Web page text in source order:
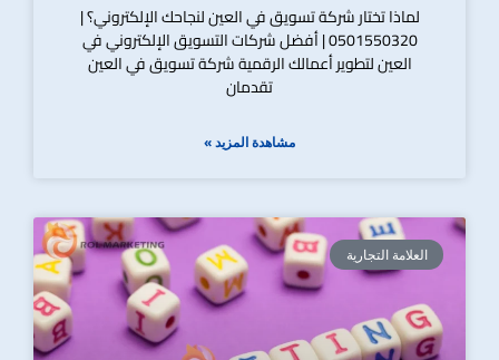
لماذا تختار شركة تسويق في العين لنجاحك الإلكتروني؟ |
0501550320 | أفضل شركات التسويق الإلكتروني في
العين لتطوير أعمالك الرقمية شركة تسويق في العين
تقدمان
مشاهدة المزيد »
العلامة التجارية